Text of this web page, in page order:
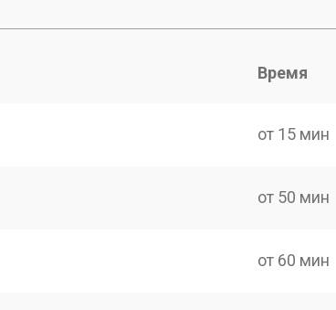
Время
от 15 мин
от 50 мин
от 60 мин